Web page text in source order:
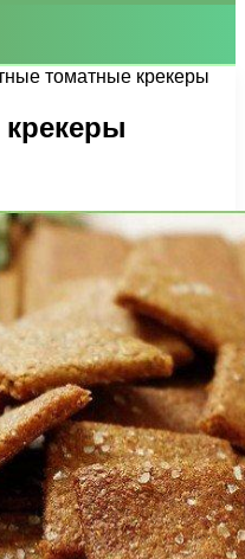
томатные крекеры